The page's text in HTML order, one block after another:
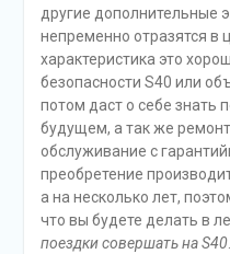
другие дополнительные
непременно отразятся в
характеристика это
безопасности S40 или
потом даст о себе знать
будущем, а так же
обслуживание с
преобретение
а на несколько лет,
что вы будете делать в
поездки совершать на S40